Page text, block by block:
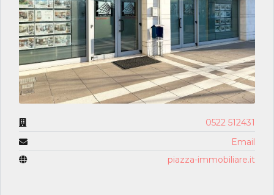
0522 512431
Email
piazza-immobiliare.it